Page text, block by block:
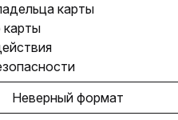
карты
Неверный формат